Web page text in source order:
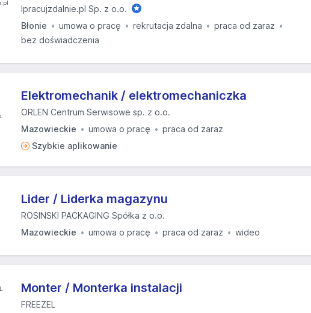
Ipracujzdalnie.pl Sp. z o.o.
Błonie
umowa o pracę rekrutacja zdalna
praca od zaraz
bez doświadczenia
Elektromechanik / elektromechaniczka
ORLEN Centrum Serwisowe sp. z o.o.
Mazowieckie
umowa o pracę
praca od zaraz
Szybkie aplikowanie
Lider / Liderka magazynu
ROSINSKI PACKAGING Spółka z o.o.
Mazowieckie
umowa o pracę praca od zaraz wideo
Monter / Monterka instalacji
FREEZEL